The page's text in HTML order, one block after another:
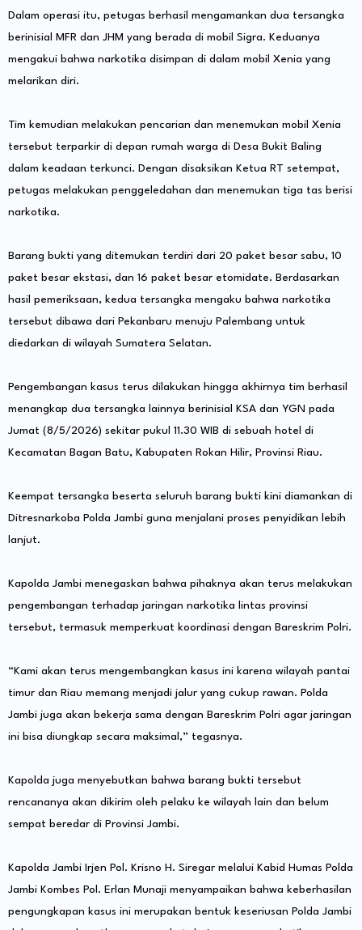
Dalam operasi itu, petugas berhasil mengamankan dua tersangka
berinisial MFR dan JHM yang berada di mobil Sigra. Keduanya
mengakui bahwa narkotika disimpan di dalam mobil Xenia yang
melarikan diri.
Tim kemudian melakukan pencarian dan menemukan mobil Xenia
tersebut terparkir di depan rumah warga di Desa Bukit Baling
dalam keadaan terkunci. Dengan disaksikan Ketua RT setempat,
petugas melakukan penggeledahan dan menemukan tiga tas berisi
narkotika.
Barang bukti yang ditemukan terdiri dari 20 paket besar sabu, 10
paket besar ekstasi, dan 16 paket besar etomidate. Berdasarkan
hasil pemeriksaan, kedua tersangka mengaku bahwa narkotika
tersebut dibawa dari Pekanbaru menuju Palembang untuk
diedarkan di wilayah Sumatera Selatan.
Pengembangan kasus terus dilakukan hingga akhirnya tim berhasil
menangkap dua tersangka lainnya berinisial KSA dan YGN pada
Jumat (8/5/2026) sekitar pukul 11.30 WIB di sebuah hotel di
Kecamatan Bagan Batu, Kabupaten Rokan Hilir, Provinsi Riau.
Keempat tersangka beserta seluruh barang bukti kini diamankan di
Ditresnarkoba Polda Jambi guna menjalani proses penyidikan lebih
lanjut.
Kapolda Jambi menegaskan bahwa pihaknya akan terus melakukan
pengembangan terhadap jaringan narkotika lintas provinsi
tersebut, termasuk memperkuat koordinasi dengan Bareskrim Polri.
“Kami akan terus mengembangkan kasus ini karena wilayah pantai
timur dan Riau memang menjadi jalur yang cukup rawan. Polda
Jambi juga akan bekerja sama dengan Bareskrim Polri agar jaringan
ini bisa diungkap secara maksimal,” tegasnya.
Kapolda juga menyebutkan bahwa barang bukti tersebut
rencananya akan dikirim oleh pelaku ke wilayah lain dan belum
sempat beredar di Provinsi Jambi.
Kapolda Jambi Irjen Pol. Krisno H. Siregar melalui Kabid Humas Polda
Jambi Kombes Pol. Erlan Munaji menyampaikan bahwa keberhasilan
pengungkapan kasus ini merupakan bentuk keseriusan Polda Jambi